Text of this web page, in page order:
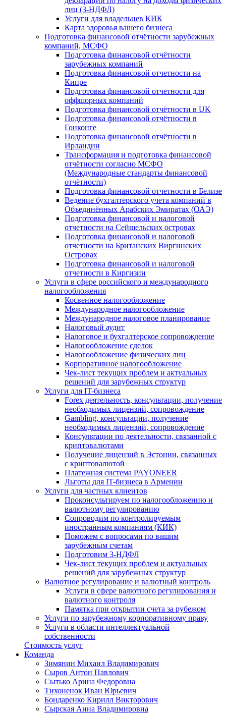
лиц (3-НДФЛ)
Услуги для владельцев КИК
Карта здоровья вашего бизнеса
Подготовка финансовой отчётности зарубежных
компаний, МСФО
Подготовка финансовой отчётности
зарубежных компаний
Подготовка финансовой отчетности на
Кипре
Подготовка финансовой отчетности для
оффшорных компаний
Подготовка финансовой отчётности в UK
Подготовка финансовой отчётности в
Гонконге
Подготовка финансовой отчётности в
Ирландии
Трансформация и подготовка финансовой
отчётности согласно МСФО
(Международные стандарты финансовой
отчётности)
Подготовка финансовой отчетности в Белизе
Ведение бухгалтерского учета компаний в
Объединённых Арабских Эмиратах (ОАЭ)
Подготовка финансовой и налоговой
отчетности на Сейшельских островах
Подготовка финансовой и налоговой
отчетности на Британских Виргинских
Островах
Подготовка финансовой и налоговой
отчетности в Киргизии
Услуги в сфере российского и международного
налогообложения
Косвенное налогообложение
Международное налогообложение
Международное налоговое планирование
Налоговый аудит
Налоговое и бухгалтерское сопровождение
Налогообложение сделок
Налогообложение физических лиц
Корпоративное налогообложение
Чек-лист текущих проблем и актуальных
решений для зарубежных структур
Услуги для IT-бизнеса
Forex деятельность, консультации, получение
необходимых лицензий, сопровождение
Gambling, консультации, получение
необходимых лицензий, сопровождение
Консультации по деятельности, связанной с
криптовалютами
Получение лицензий в Эстонии, связанных
с криптовалютой
Платежная система PAYONEER
Льготы для IT-бизнеса в Армении
Услуги для частных клиентов
Проконсультируем по налогообложению и
валютному регулированию
Сопроводим по контролируемым
иностранным компаниям (КИК)
Поможем с вопросами по вашим
зарубежным счетам
Подготовим 3-НДФЛ
Чек-лист текущих проблем и актуальных
решений для зарубежных структур
Валютное регулирование и валютный контроль
Услуги в сфере валютного регулирования и
валютного контроля
Памятка при открытии счета за рубежом
Услуги по зарубежному корпоративному праву
Услуги в области интеллектуальной
собственности
Стоимость услуг
Команда
Зимянин Михаил Владимирович
Сыров Антон Павлович
Сытько Арина Федоровна
Тихоненок Иван Юрьевич
Бондаренко Кирилл Викторович
Сырская Анна Владимировна